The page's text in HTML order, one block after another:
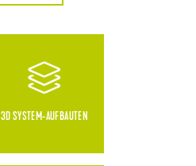
3D SYSTEM-AUFBAUTEN